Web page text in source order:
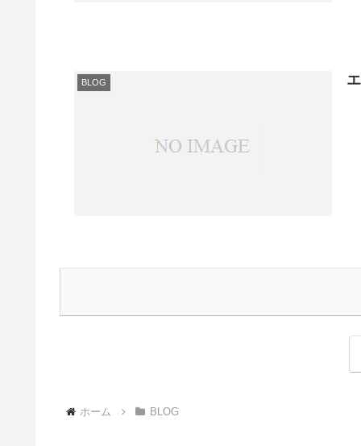
BLOG
ホーム BLOG